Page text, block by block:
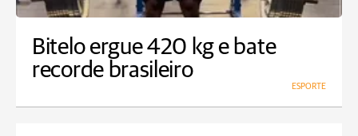
Bitelo ergue 420 kg e bate
recorde brasileiro
ESPORTE